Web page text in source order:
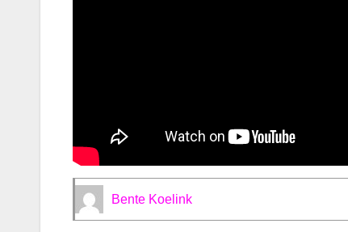
Bente Koelink